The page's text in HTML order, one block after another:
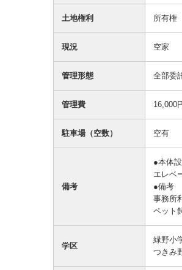
土地権利 所有権
現況 空家
管理形態 全部委
管理費 16,000
駐車場（空数） 空有
備考
●本体
エレベ
●備考
事務所
ペット
学区
緑野小
つきみ